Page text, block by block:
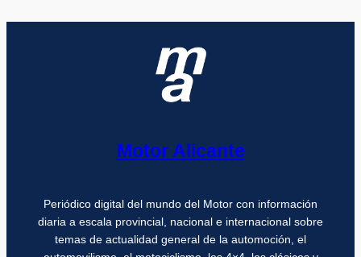
Motor Alicante
Periódico digital del mundo del Motor con información
diaria a escala provincial, nacional e internacional sobre
temas de actualidad general de la automoción, el